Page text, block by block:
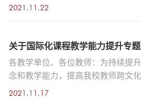
力，提高课程思政教学能力，全面
好我校参训教师报名工作，将有关
一、组织单位指导单位：教育部高
位：全国高校教师网络培训中心支
二、培训目标深入实...
2021.11.22
关于国际化课程教学能力提升专
各教学单位、各位教师：为持续提
念和教学能力，提高我校教师跨文
课程建设水平，更好的支持我校国
2021.11.17